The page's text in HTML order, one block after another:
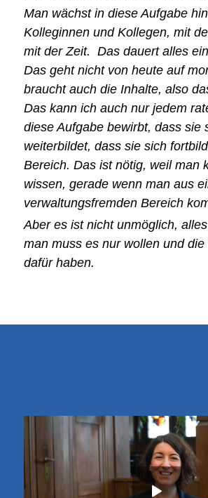
Man wächst in diese Aufgabe
Kolleginnen und Kollegen, mit
mit der Zeit. Das dauert alles
Das geht nicht von heute auf
braucht auch die Inhalte, also
Das kann ich auch nur jedem
diese Aufgabe bewirbt, dass sie
weiterbildet, dass sie sich
Bereich. Das ist nötig, weil man
wissen, gerade wenn man aus
verwaltungsfremden Bereich
Aber es ist nicht unmöglich,
man muss es nur wollen und die
dafür haben.